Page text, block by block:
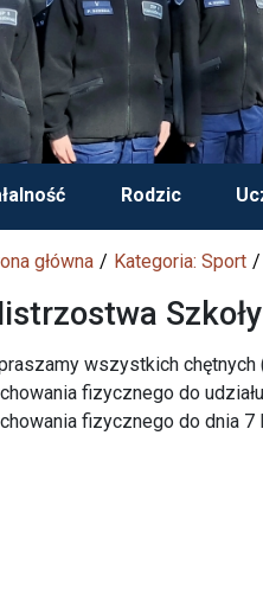
Rodzic
główna Kategoria: Sport
wszystkich
fizycznego do
fizycznego do dnia 7